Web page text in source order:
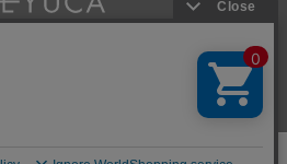
Co., Ltd. All Rights Reserved.